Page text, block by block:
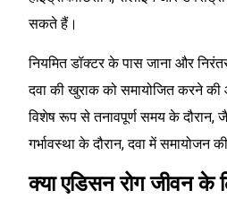
सकते हैं।
नियमित डॉक्टर के पास जाना और निरंतर
दवा की खुराक को समायोजित करने
विशेष रूप से तनावपूर्ण समय के दौरान,
गर्भावस्था के दौरान, दवा में समायोजन
क्या एडिसन रोग जीवन के